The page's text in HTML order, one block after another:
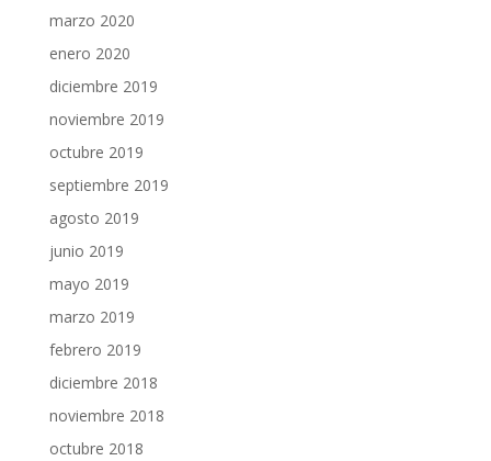
marzo 2020
enero 2020
diciembre 2019
noviembre 2019
octubre 2019
septiembre 2019
agosto 2019
junio 2019
mayo 2019
marzo 2019
febrero 2019
diciembre 2018
noviembre 2018
octubre 2018